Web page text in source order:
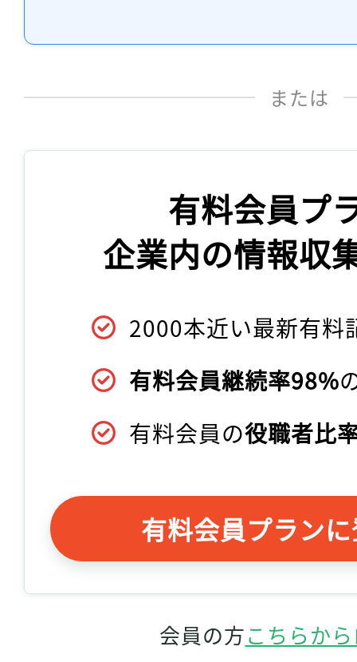
または
有料会員プ
企業内の情報収
2000本近い最新有料
有料会員継続率98%
有料会員の役職者比
有料会員プラン
会員の方こちらか